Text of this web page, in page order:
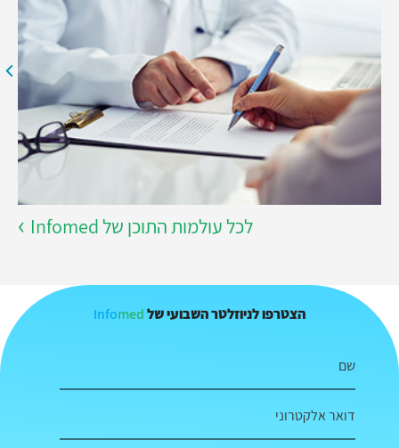
לכל עולמות התוכן של Infomed
הצטרפו לניוזלטר השבועי של Infomed
שם
דואר אלקטרוני